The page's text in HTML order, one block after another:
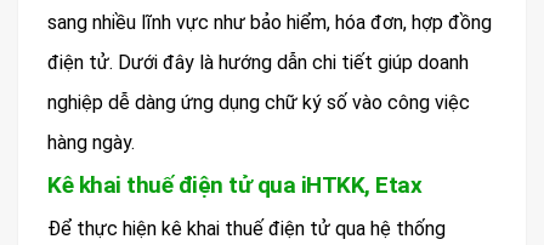
sang nhiều lĩnh vực như bảo hiểm, hóa đơn, hợp đồng
điện tử. Dưới đây là hướng dẫn chi tiết giúp doanh
nghiệp dễ dàng ứng dụng chữ ký số vào công việc
hàng ngày.
Kê khai thuế điện tử qua iHTKK, Etax
Để thực hiện kê khai thuế điện tử qua hệ thống